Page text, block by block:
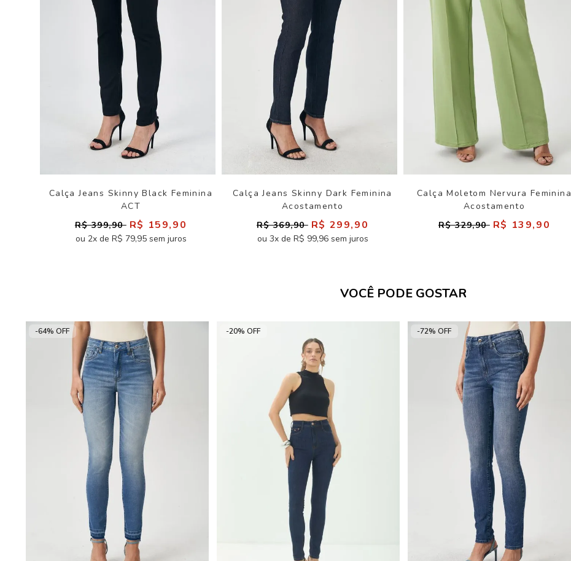
Calça Jeans Skinny Black Feminina
ACT
R$ 399,90 R$ 159,90
ou 2x de R$ 79,95 sem juros
Calça Jeans Skinny Dark Feminina
Acostamento
R$ 369,90 R$ 299,90
ou 3x de R$ 99,96 sem juros
Calça Moletom Nervura Feminina
Acostamento
R$ 329,90 R$ 139,90
VOCÊ PODE GOSTAR
-64% OFF -20% OFF -72% OFF